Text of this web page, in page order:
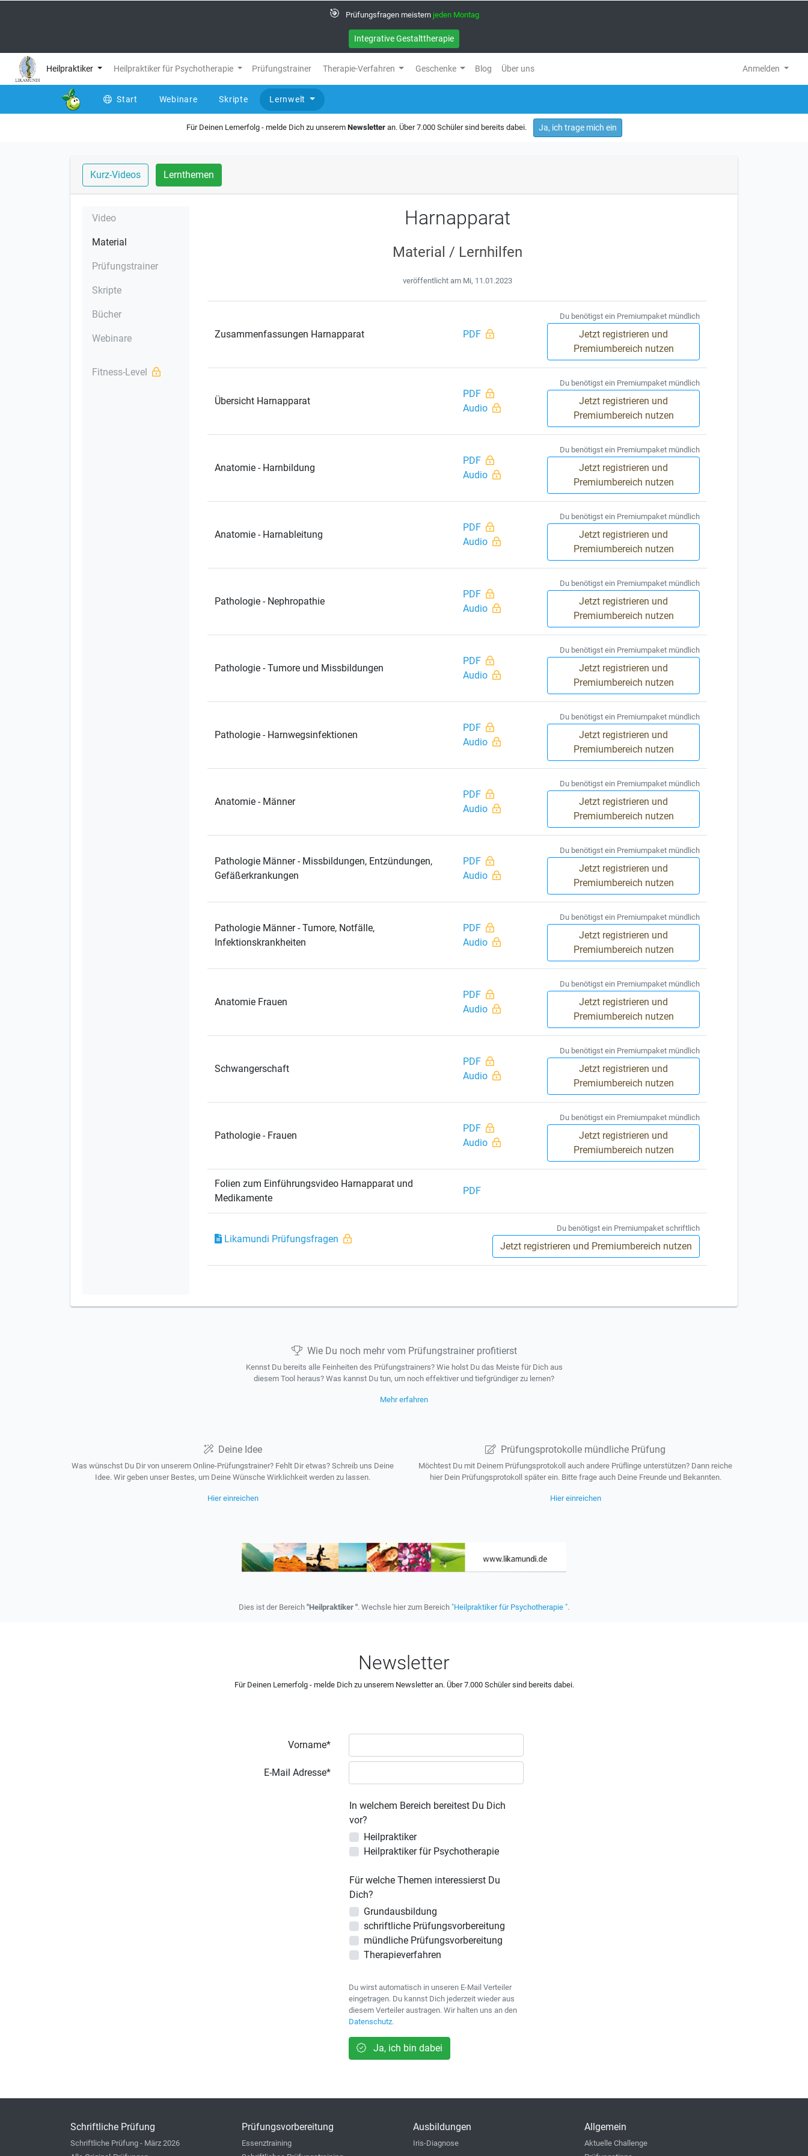
🎯 Prüfungsfragen meistern jeden Montag
Integrative Gestalttherapie
Heilpraktiker Heilpraktiker für Psychotherapie Prüfungstrainer Therapie-Verfahren Geschenke Blog Über uns Anmelden
Start Webinare Skripte Lernwelt
Für Deinen Lernerfolg - melde Dich zu unserem Newsletteran. Über 7.000 Schüler sind bereits dabei. Ja, ich trage mich ein
Kurz-Videos Lernthemen
Video
Material
Prüfungstrainer
Skripte
Bücher
Webinare
Fitness-Level
Harnapparat
Material / Lernhilfen
veröffentlicht am Mi, 11.01.2023
Zusammenfassungen Harnapparat PDF
Du benötigst ein Premiumpaket mündlich
Jetzt registrieren und
Premiumbereich nutzen
Übersicht Harnapparat
PDF
Audio
Du benötigst ein Premiumpaket mündlich
Jetzt registrieren und
Premiumbereich nutzen
Anatomie - Harnbildung
PDF
Audio
Du benötigst ein Premiumpaket mündlich
Jetzt registrieren und
Premiumbereich nutzen
Anatomie - Harnableitung
PDF
Audio
Du benötigst ein Premiumpaket mündlich
Jetzt registrieren und
Premiumbereich nutzen
Pathologie - Nephropathie
PDF
Audio
Du benötigst ein Premiumpaket mündlich
Jetzt registrieren und
Premiumbereich nutzen
Pathologie - Tumore und Missbildungen
PDF
Audio
Du benötigst ein Premiumpaket mündlich
Jetzt registrieren und
Premiumbereich nutzen
Pathologie - Harnwegsinfektionen
PDF
Audio
Du benötigst ein Premiumpaket mündlich
Jetzt registrieren und
Premiumbereich nutzen
Anatomie - Männer
PDF
Audio
Du benötigst ein Premiumpaket mündlich
Jetzt registrieren und
Premiumbereich nutzen
Pathologie Männer - Missbildungen, Entzündungen,
Gefäßerkrankungen
PDF
Audio
Du benötigst ein Premiumpaket mündlich
Jetzt registrieren und
Premiumbereich nutzen
Pathologie Männer - Tumore, Notfälle,
Infektionskrankheiten
PDF
Audio
Du benötigst ein Premiumpaket mündlich
Jetzt registrieren und
Premiumbereich nutzen
Anatomie Frauen
PDF
Audio
Du benötigst ein Premiumpaket mündlich
Jetzt registrieren und
Premiumbereich nutzen
Schwangerschaft
PDF
Audio
Du benötigst ein Premiumpaket mündlich
Jetzt registrieren und
Premiumbereich nutzen
Pathologie - Frauen
PDF
Audio
Du benötigst ein Premiumpaket mündlich
Jetzt registrieren und
Premiumbereich nutzen
Folien zum Einführungsvideo Harnapparat und
Medikamente
PDF
Likamundi Prüfungsfragen
Du benötigst ein Premiumpaket schriftlich
Jetzt registrieren und Premiumbereich nutzen
Wie Du noch mehr vom Prüfungstrainer profitierst
Kennst Du bereits alle Feinheiten des Prüfungstrainers? Wie holst Du das Meiste für Dich aus
diesem Tool heraus? Was kannst Du tun, um noch effektiver und tiefgründiger zu lernen?
Mehr erfahren
Deine Idee
Was wünschst Du Dir von unserem Online-Prüfungstrainer? Fehlt Dir etwas? Schreib uns Deine
Idee. Wir geben unser Bestes, um Deine Wünsche Wirklichkeit werden zu lassen.
Hier einreichen
Prüfungsprotokolle mündliche Prüfung
Möchtest Du mit Deinem Prüfungsprotokoll auch andere Prüflinge unterstützen? Dann reiche
hier Dein Prüfungsprotokoll später ein. Bitte frage auch Deine Freunde und Bekannten.
Hier einreichen
Dies ist der Bereich "Heilpraktiker ". Wechsle hier zum Bereich "Heilpraktiker für Psychotherapie ".
Newsletter
Für Deinen Lernerfolg - melde Dich zu unserem Newsletter an. Über 7.000 Schüler sind bereits dabei.
Vorname*
E-Mail Adresse*
In welchem Bereich bereitest Du Dich
vor?
Heilpraktiker
Heilpraktiker für Psychotherapie
Für welche Themen interessierst Du
Dich?
Grundausbildung
schriftliche Prüfungsvorbereitung
mündliche Prüfungsvorbereitung
Therapieverfahren
Du wirst automatisch in unseren E-Mail Verteiler
eingetragen. Du kannst Dich jederzeit wieder aus
diesem Verteiler austragen. Wir halten uns an den
Datenschutz.
Ja, ich bin dabei
Schriftliche Prüfung
Schriftliche Prüfung - März 2026
Prüfungsvorbereitung
Essenztraining
Ausbildungen
Iris-Diagnose
Allgemein
Aktuelle Challenge